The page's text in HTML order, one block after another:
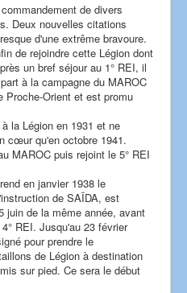
de divers
Deux nouvelles citations
d'une extrême bravoure.
de rejoindre cette Légion dont
un bref séjour au 1° REI, il
à la campagne du MAROC
Proche-Orient et est promu
la Légion en 1931 et ne
cœur qu'en octobre 1941.
MAROC puis rejoint le 5° REI
en janvier 1938 le
de SAÏDA, est
juin de la même année, avant
REI. Jusqu'au 23 février
pour prendre le
de Légion à destination
sur pied. Ce sera le début